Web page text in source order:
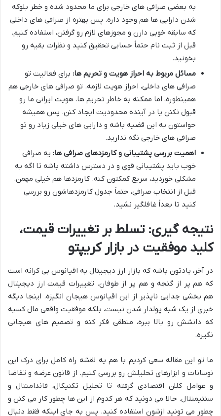
به بعضی صرافی های خارجی برای ما محدود شده و خطر بلوکه
شدن دارایی ها هم وجود داره. پس بهتره از صرافی های داخلی
که سابقه خوبی دارن و مجوزهای لازم رو گرفتن، استفاده کنیم.
قبل از ثبت نام حتماً حسابی تحقیق کنید و نظرات بقیه رو
بخونید.
مسائل مربوط به احراز هویت و تحریم ها: برای فعالیت تو
صرافی های داخلی، احراز هویت لازمه. تو صرافی های خارجی هم
همینطوره، اما ممکنه به خاطر تحریم ها، هویت ایرانی ما رو
قبول نکنن یا در آینده محدودیت ایجاد کنن. پس همیشه
حواستون به این قضیه باشه و دارایی های خیلی زیاد رو تو
صرافی های خارجی نگه ندارید.
اهمیت بررسی پشتیبانی و کارمزدهای صرافی ها: یه صرافی
خوب باید پشتیبانی قوی و در دسترس داشته باشه تا اگه به
مشکلی خوردید، سریع کمکتون کنه. کارمزدها هم خیلی مهمن.
قبل از انتخاب صرافی، حتماً جدول کارمزدهاشون رو بررسی
کنید تا بعداً غافلگیر نشید.
نتیجه گیری: تسلط بر تغییرات قیمت،
کلید موفقیت در بازار کریپتو
در آخر، یادتون باشه که بازار ارز دیجیتال یه اقیانوس بی کرانه است
که هم پر از گنجه و هم پر از طوفان. تغییرات قیمت ارز دیجیتال
هم بخشی جدایی ناپذیر از این اقیانوس هیجان انگیزه. اینجا دیگه
خبری از یک شبه پولدار شدن نیست، بلکه موفقیت واقعی مال کسیه
که دانشش رو بالا ببره، منطقی فکر کنه و تصمیم های هیجانی
نگیره.
ما تو این مقاله سعی کردیم با هم یه نقشه راه کامل برای درک این
نوسانات و ابزارهای تحلیلش رو بررسی کنیم. از قانون عرضه و تقاضا
و عوامل کلان اقتصادی گرفته تا تحلیل تکنیکال، فاندامنتال و
سنتیمنتال. حالا می دونید که هر کدوم از این ها چطور کار می کنن و
چطور می تونید ازشون استفاده کنید. پس به جای اینکه فقط دنبال